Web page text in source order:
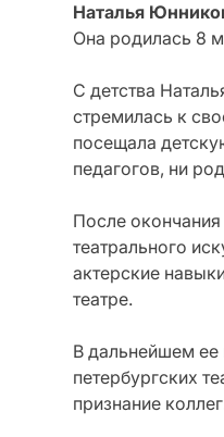
Наталья
Она родилась 8
С детства
стремилась к
посещала
педагогов, ни
После
театрального
актерские
театре.
В дальнейшем ее
петербургских
признание